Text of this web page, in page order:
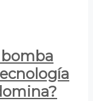
bomba